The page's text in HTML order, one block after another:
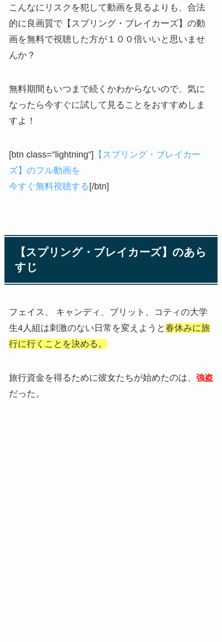
こんなにリスクを犯して動画を見るよりも、合法
的に良画質で【スプリング・ブレイカーズ】の動
画を無料で視聴した方が１００倍いいと思いませ
んか？
無料期間もいつまで続くかわからないので、気に
なったら今すぐに試して見ることをおすすめしま
すよ！
[btn class=”lightning”] 【スプリング・ブレイカー
ズ】のフル動画を
今すぐ無料視聴する [/btn]
【スプリング・ブレイカーズ】のあら
すじ
フェイス、 キャンディ、ブリット、コティの大学
生4人組は刺激のない日常を変えようと 春休みに旅
行に行くことを決める。
旅行資金を得るために彼女たちが始めたのは、 強盗
だった。